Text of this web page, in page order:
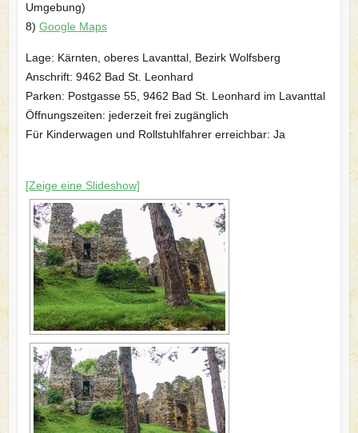
Umgebung)
8) Google Maps
Lage: Kärnten, oberes Lavanttal, Bezirk Wolfsberg
Anschrift: 9462 Bad St. Leonhard
Parken: Postgasse 55, 9462 Bad St. Leonhard im Lavanttal
Öffnungszeiten: jederzeit frei zugänglich
Für Kinderwagen und Rollstuhlfahrer erreichbar: Ja
[Zeige eine Slideshow]